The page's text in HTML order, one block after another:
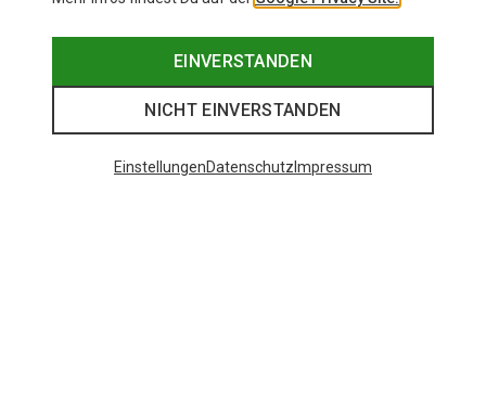
EINVERSTANDEN
NICHT EINVERSTANDEN
EinstellungenDatenschutz Impressum